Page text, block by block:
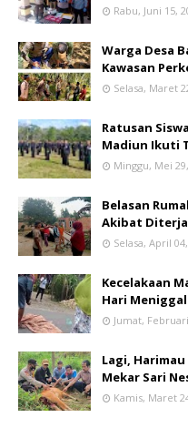
Rabu, Juni 15,
Warga Desa
Kawasan
Selasa, Maret
Ratusan
Madiun Ikuti
Minggu, Mei
Belasan
Akibat
Selasa, April
Kecelakaan
Hari
Jumat,
Lagi,
Mekar Sari
Kamis, Maret